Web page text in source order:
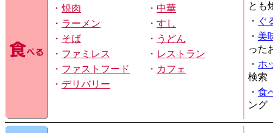
・ 焼肉 ・ 中華
・ ラーメン ・ すし
・ そば ・ うどん
・ ファミレス ・ レストラン
・ ファストフード ・ カフェ
・ デリバリー
とも
・ ぐ
・ 美
った
・ ホ
検索
・ 食
ング